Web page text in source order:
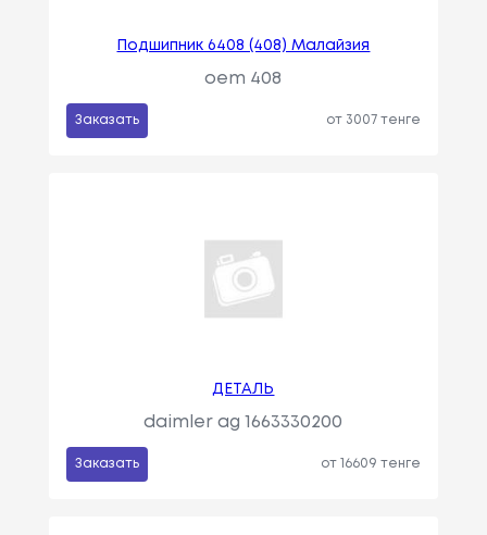
Подшипник 6408 (408) Малайзия
oem 408
Заказать от 3007 тенге
ДЕТАЛЬ
daimler ag 1663330200
Заказать от 16609 тенге